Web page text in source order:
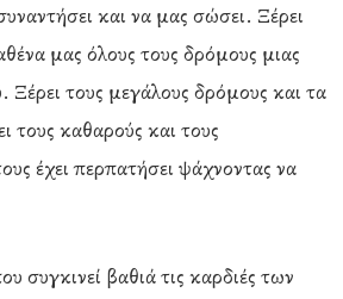
και να μας σώσει. Ξέρει
μας όλους τους δρόμους μιας
Ξέρει τους μεγάλους δρόμους και τα
τους καθαρούς και τους
έχει περπατήσει ψάχνοντας να
συγκινεί βαθιά τις καρδιές των